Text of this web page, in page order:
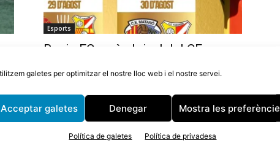
galetes per optimitzar el nostre lloc web i el nostre servei.
Acceptar galetes Denegar Mostra les
Política de galetes Política de privadesa
Esports
Ronin FC serà el rival del CF
6 d'agost de 2026
El CF Tordera s’enfrontarà al CE
la Copa Catalunya